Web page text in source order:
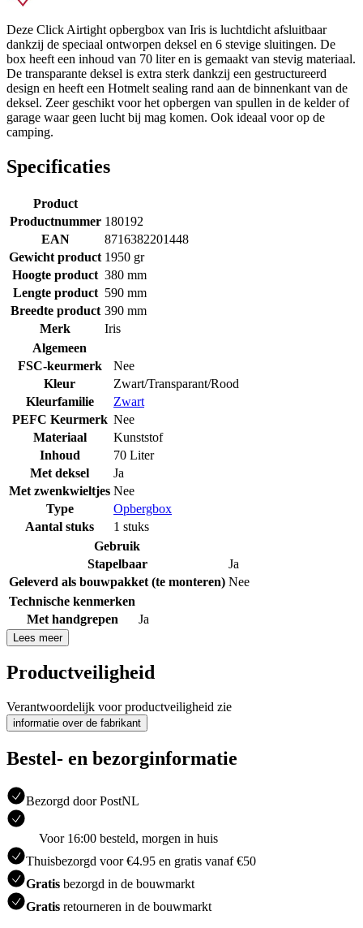
Deze Click Airtight opbergbox van Iris is luchtdicht afsluitbaar
dankzij de speciaal ontworpen deksel en 6 stevige sluitingen. De
box heeft een inhoud van 70 liter en is gemaakt van stevig materiaal.
De transparante deksel is extra sterk dankzij een gestructureerd
design en heeft een Hotmelt sealing rand aan de binnenkant van de
deksel. Zeer geschikt voor het opbergen van spullen in de kelder of
garage waar geen lucht bij mag komen. Ook ideaal voor op de
camping.
Specificaties
Product
Productnummer 180192
EAN
8716382201448
Gewicht product 1950 gr
Hoogte product 380 mm
Lengte product 590 mm
Breedte product 390 mm
Merk
Iris
Algemeen
FSC-keurmerk
Nee
Kleur
Zwart/Transparant/Rood
Kleurfamilie
Zwart
PEFC Keurmerk Nee
Materiaal
Kunststof
Inhoud
70 Liter
Met deksel
Ja
Met zwenkwieltjes Nee
Type
Opbergbox
Aantal stuks
1 stuks
Gebruik
Stapelbaar
Ja
Geleverd als bouwpakket (te monteren) Nee
Technische kenmerken
Met handgrepen
Ja
Lees meer
Productveiligheid
Verantwoordelijk voor productveiligheid zie
informatie over de fabrikant
Bestel- en bezorginformatie
Bezorgd door PostNL
Voor 16:00 besteld, morgen in huis
Thuisbezorgd voor €4.95 en gratis vanaf €50
Gratis bezorgd in de bouwmarkt
Gratis retourneren in de bouwmarkt